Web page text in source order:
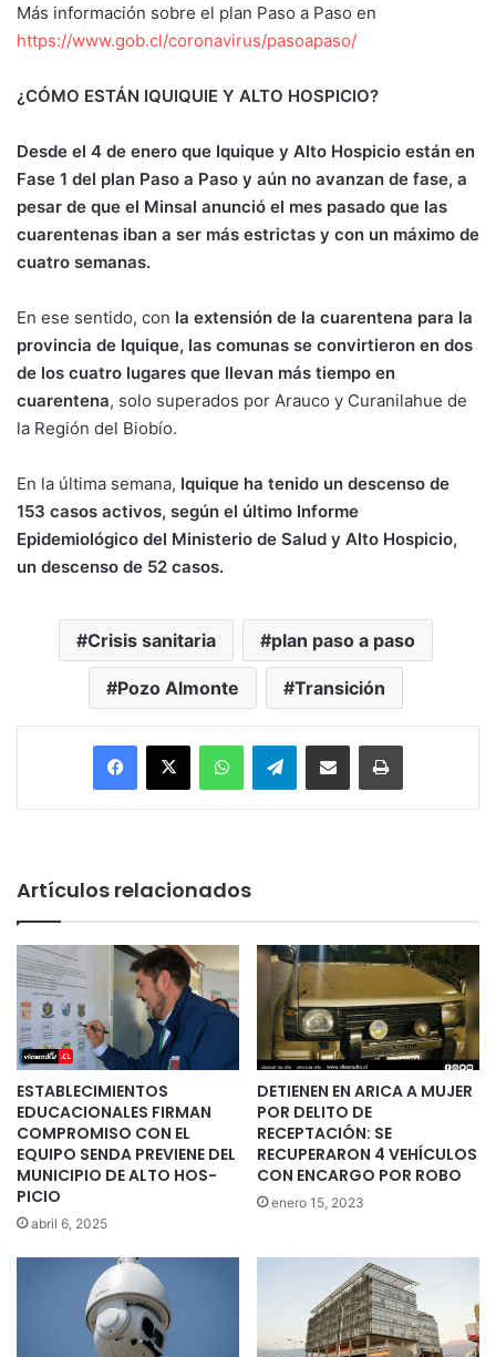
Más información sobre el plan Paso a Paso en
https://www.gob.cl/coronavirus/pasoapaso/
¿CÓMO ESTÁN IQUIQUIE Y ALTO HOSPICIO?
Desde el 4 de enero que Iquique y Alto Hospicio están en
Fase 1 del plan Paso a Paso y aún no avanzan de fase, a
pesar de que el Minsal anunció el mes pasado que las
cuarentenas iban a ser más estrictas y con un máximo de
cuatro semanas.
En ese sentido, con la extensión de la cuarentena para la
provincia de Iquique, las comunas se convirtieron en dos
de los cuatro lugares que llevan más tiempo en
cuarentena, solo superados por Arauco y Curanilahue de
la Región del Biobío.
En la última semana, Iquique ha tenido un descenso de
153 casos activos, según el último Informe
Epidemiológico del Ministerio de Salud y Alto Hospicio,
un descenso de 52 casos.
Crisis sanitaria plan paso a paso
Pozo Almonte Transición
Facebook
X WhatsAppTelegramEnviar vía email Imprimir
Artículos relacionados
ESTABLECIMIENTOS
EDUCACIONALES FIRMAN
COMPROMISO CON EL
EQUIPO SENDA PREVIENE DEL
MUNICIPIO DE ALTO HOS­
PICIO
abril 6, 2025
DETIENEN EN ARICA A MUJER
POR DELITO DE
RECEPTACIÓN: SE
RECUPERARON 4 VEHÍCULOS
CON ENCARGO POR ROBO
enero 15, 2023